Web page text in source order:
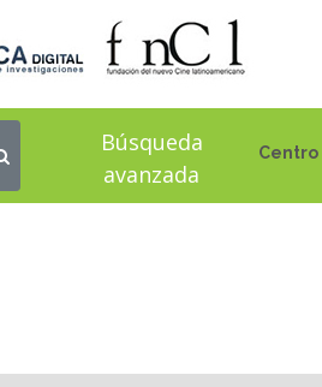
Búsqueda
avanzada